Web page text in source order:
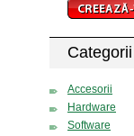
Categorii
Accesorii
Hardware
Software